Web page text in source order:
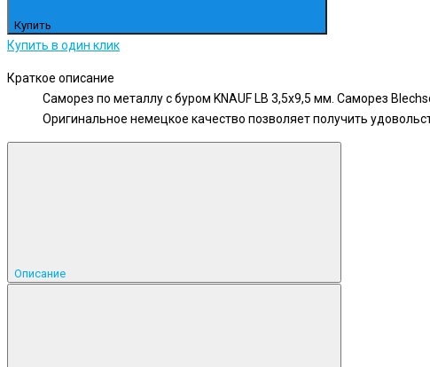
Купить
Купить в один клик
Краткое описание
Саморез по металлу с буром KNAUF LB 3,5х9,5 мм. Саморез
Оригинальное немецкое качество позволяет получить
Описание